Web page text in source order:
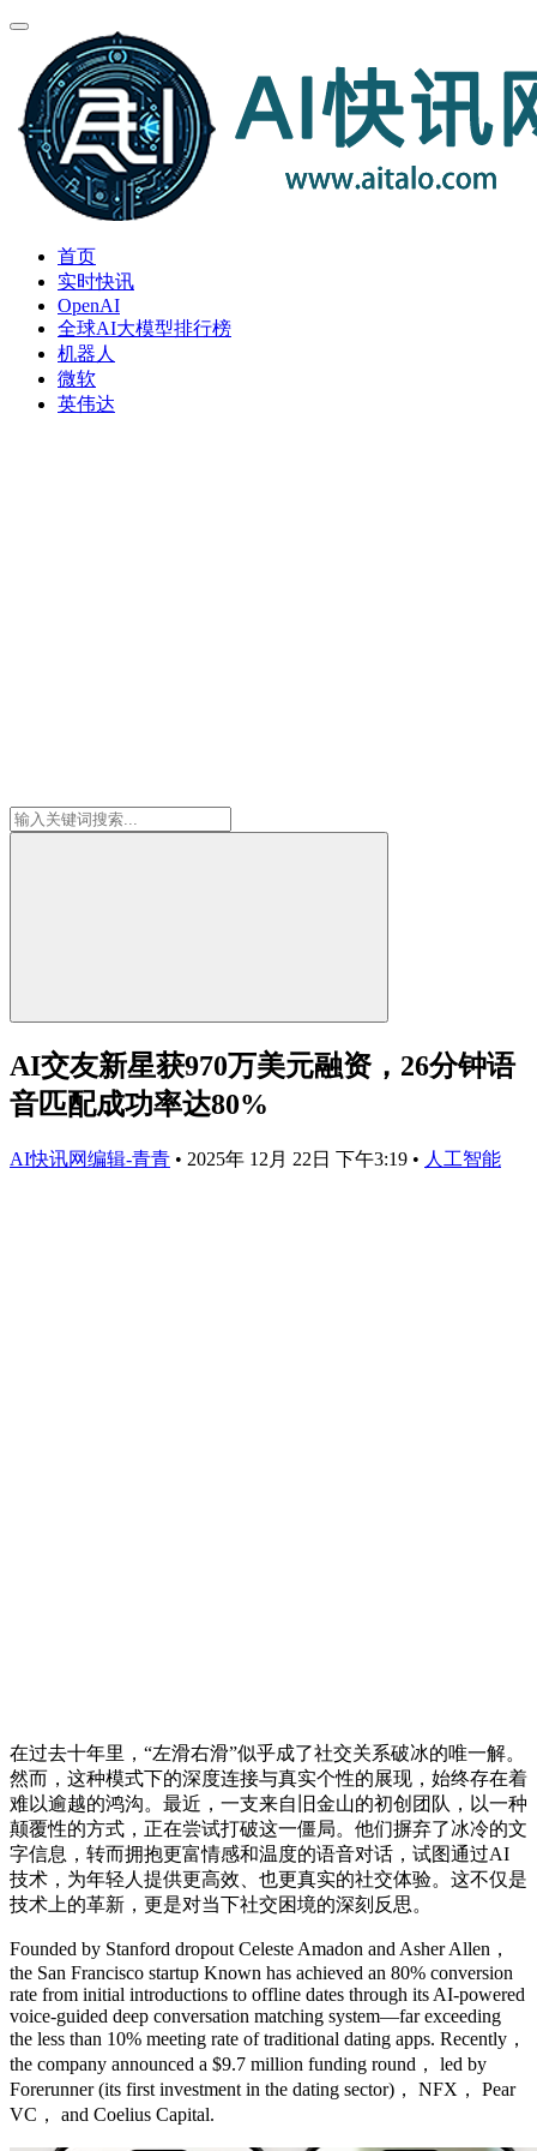
首页
实时快讯
OpenAI
全球AI大模型排行榜
机器人
微软
英伟达
AI交友新星获970万美元融资，26分钟语
音匹配成功率达80%
AI快讯网编辑-青青 • 2025年 12月 22日 下午3:19 • 人工智能
在过去十年里，“左滑右滑”似乎成了社交关系破冰的唯一解。
然而，这种模式下的深度连接与真实个性的展现，始终存在着
难以逾越的鸿沟。最近，一支来自旧金山的初创团队，以一种
颠覆性的方式，正在尝试打破这一僵局。他们摒弃了冰冷的文
字信息，转而拥抱更富情感和温度的语音对话，试图通过AI
技术，为年轻人提供更高效、也更真实的社交体验。这不仅是
技术上的革新，更是对当下社交困境的深刻反思。
Founded by Stanford dropout Celeste Amadon and Asher Allen，
the San Francisco startup Known has achieved an 80% conversion
rate from initial introductions to offline dates through its AI-powered
voice-guided deep conversation matching system—far exceeding
the less than 10% meeting rate of traditional dating apps. Recently，
the company announced a $9.7 million funding round， led by
Forerunner (its first investment in the dating sector)， NFX， Pear
VC， and Coelius Capital.